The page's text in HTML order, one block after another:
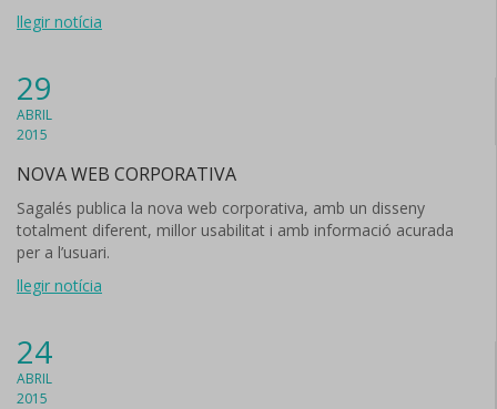
llegir notícia
29
ABRIL
2015
NOVA WEB CORPORATIVA
Sagalés publica la nova web corporativa, amb un disseny
totalment diferent, millor usabilitat i amb informació acurada
per a l’usuari.
llegir notícia
24
ABRIL
2015